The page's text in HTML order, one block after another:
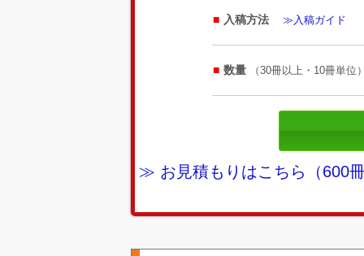
入稿方法 ≫入稿ガイド
数量 （30冊以上・10冊単位
≫ お見積もりはこちら（600